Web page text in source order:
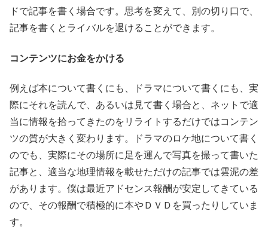
ドで記事を書く場合です。思考を変えて、別の切り口で、
記事を書くとライバルを退けることができます。
コンテンツにお金をかける
例えば本について書くにも、ドラマについて書くにも、実
際にそれを読んで、あるいは見て書く場合と、ネットで適
当に情報を拾ってきたのをリライトするだけではコンテン
ツの質が大きく変わります。ドラマのロケ地について書く
のでも、実際にその場所に足を運んで写真を撮って書いた
記事と、適当な地理情報を載せただけの記事では雲泥の差
があります。僕は最近アドセンス報酬が安定してきている
ので、その報酬で積極的に本やＤＶＤを買ったりしていま
す。